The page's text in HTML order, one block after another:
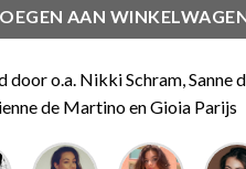
AAN
door o.a. Nikki Schram, Sanne
de Martino en Gioia Parijs